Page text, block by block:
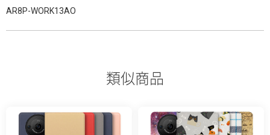
AR8P-WORK13AO
類似商品